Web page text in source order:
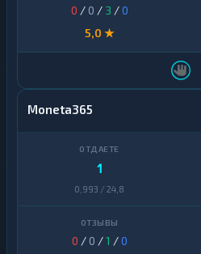
0 / 0 / 3 /0
5,0 ★
Moneta365
1
0,993 / 24,8
0 / 0 /1 /0